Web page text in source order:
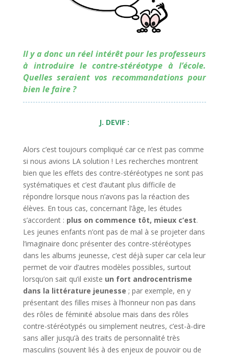
Il y a donc un réel intérêt pour les professeurs
à introduire le contre-stéréotype à l’école.
Quelles seraient vos recommandations pour
bien le faire ?
J. DEVIF :
Alors c’est toujours compliqué car ce n’est pas comme
si nous avions LA solution ! Les recherches montrent
bien que les effets des contre-stéréotypes ne sont pas
systématiques et c’est d’autant plus difficile de
répondre lorsque nous n’avons pas la réaction des
élèves. En tous cas, concernant l’âge, les études
s’accordent : plus on commence tôt, mieux c’est.
Les jeunes enfants n’ont pas de mal à se projeter dans
l’imaginaire donc présenter des contre-stéréotypes
dans les albums jeunesse, c’est déjà super car cela leur
permet de voir d’autres modèles possibles, surtout
lorsqu’on sait qu’il existe un fort androcentrisme
dans la littérature jeunesse ; par exemple, en y
présentant des filles mises à l’honneur non pas dans
des rôles de féminité absolue mais dans des rôles
contre-stéréotypés ou simplement neutres, c’est-à-dire
sans aller jusqu’à des traits de personnalité très
masculins (souvent liés à des enjeux de pouvoir ou de